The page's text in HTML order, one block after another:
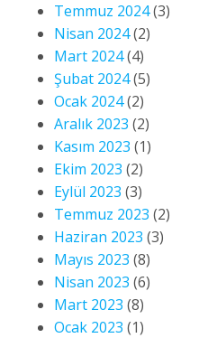
Temmuz 2024(3)
Nisan 2024(2)
Mart 2024(4)
Şubat 2024(5)
Ocak 2024(2)
Aralık 2023 (2)
Kasım 2023 (1)
Ekim 2023 (2)
Eylül 2023 (3)
Temmuz 2023 (2)
Haziran 2023 (3)
Mayıs 2023 (8)
Nisan 2023 (6)
Mart 2023 (8)
Ocak 2023 (1)